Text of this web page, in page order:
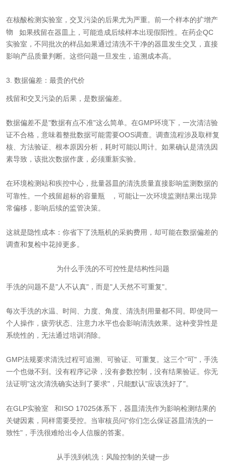
在核酸检测实验室，交叉污染的后果尤为严重。前一个样本的扩增产
物
如果残留在器皿上，可能造成后续样本出现假阳性。在药企QC
实验室，不同批次的样品如果通过清洗不干净的器皿发生交叉，直接
影响产品质量判断。这些问题一旦发生，追溯成本高。
3. 数据偏差：最贵的代价
残留和交叉污染的后果，是数据偏差。
数据偏差不是"数据有点不准"这么简单。在GMP环境下，一次清洁验
证不合格，意味着整批数据可能需要OOS调查。调查流程涉及取样复
核、方法验证、根本原因分析，耗时可能以周计。如果确认是清洗因
素导致，该批次数据作废，必须重新实验。
在环境检测站和疾控中心，批量器皿的清洗质量直接影响监测数据的
可靠性。一个残留超标的容量瓶
，可能让一次环境监测结果出现异
常偏移，影响后续的监管决策。
这就是隐性成本：你省下了洗瓶机的采购费用，却可能在数据偏差的
调查和复检中花掉更多。
为什么手洗的不可控性是结构性问题
手洗的问题不是"人不认真"，而是"人天然不可重复"。
每次手洗的水温、时间、力度、角度、清洗剂用量都不同。即使同一
个人操作，疲劳状态、注意力水平也会影响清洗效果。这种变异性是
系统性的，无法通过培训消除。
GMP法规要求清洗过程可追溯、可验证、可重复。这三个"可"，手洗
一个也做不到。没有程序记录，没有参数控制，没有结果验证。你无
法证明"这次清洗确实达到了要求"，只能默认"应该洗好了"。
在GLP实验室
和ISO 17025体系下，器皿清洗作为影响检测结果的
关键因素，同样需要受控。当审核员问"你们怎么保证器皿清洗的一
致性"，手洗很难给出令人信服的答案。
从手洗到机洗：风险控制的关键一步